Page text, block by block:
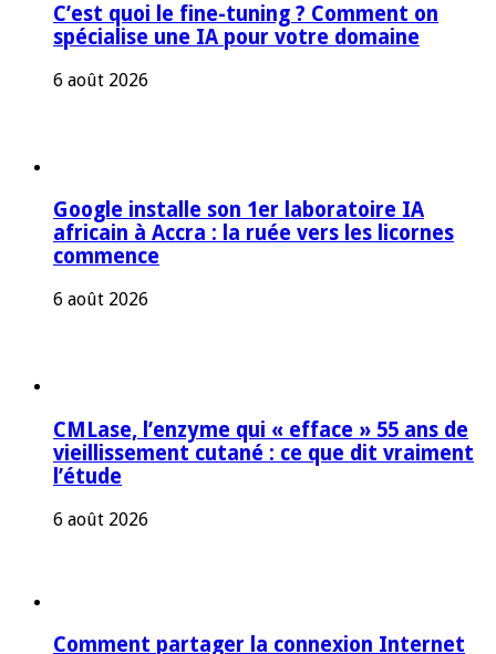
C’est quoi le fine-tuning ? Comment on
spécialise une IA pour votre domaine
6 août 2026
Google installe son 1er laboratoire IA
africain à Accra : la ruée vers les licornes
commence
6 août 2026
CMLase, l’enzyme qui « efface » 55 ans de
vieillissement cutané : ce que dit vraiment
l’étude
6 août 2026
Comment partager la connexion Internet